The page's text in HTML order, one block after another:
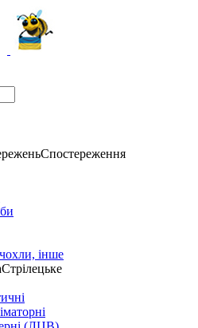
Спостереження
інше
Стрілецьке